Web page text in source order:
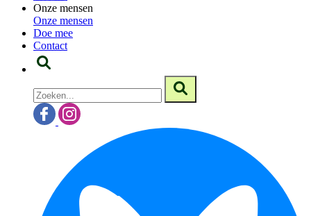
Onze mensen
Onze mensen
Doe mee
Contact